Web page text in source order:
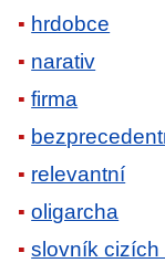
hrdobce
narativ
firma
relevantní
oligarcha
slovník cizích